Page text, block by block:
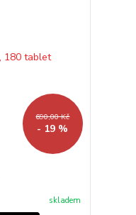
690,00 Kč
- 19 %
skladem